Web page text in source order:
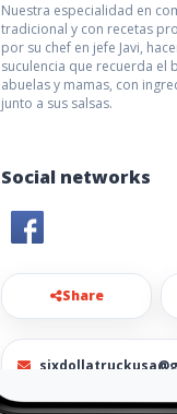
Nuestra especialidad en
tradicional y con recetas
por su chef en jefe Javi,
suculencia que recuerda el
abuelas y mamas, con
junto a sus salsas.
Social networks
Share